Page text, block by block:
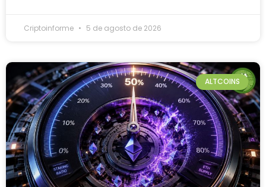
Criptoinforme 5 de agosto de 2026
ALTCOINS